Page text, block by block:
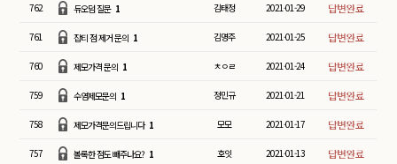
762 듀오덤 질문 1 김태정 2021-01-29
761 잡티 점 제거 문의 1 김명주 2021-01-25
760 제모가격 문의 1 ㅊㅇㄹ 2021-01-24
759 수염제모문의 1 정민규 2021-01-21
758 제모가격문의드립니다 1 모모 2021-01-17
757 볼록한 점도 빼주나요? 1 호잇 2021-01-13